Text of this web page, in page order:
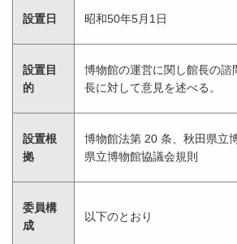
設置日 昭和50年5月1日
設置目
的
博物館の運営に関し館長の諮
長に対して意見を述べる。
設置根
拠
博物館法第 20 条、秋田県立
県立博物館協議会規則
委員構
成
以下のとおり